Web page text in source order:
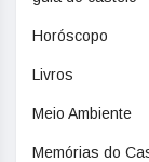
Horóscopo
Livros
Meio Ambiente
Memórias do